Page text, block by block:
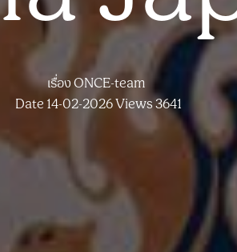
เรื่องONCE-team
Date 14-02-2026Views 3641